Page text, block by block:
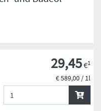
29,45€1
€ 589,00 / 1l